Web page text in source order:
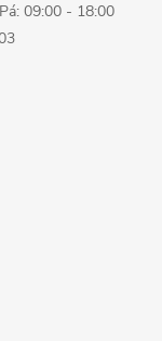
09:00 - 18:00